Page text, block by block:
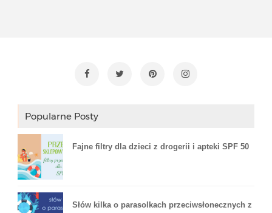
Popularne Posty
Fajne filtry dla dzieci z drogerii i apteki SPF 50
Słów kilka o parasolkach przeciwsłonecznych z